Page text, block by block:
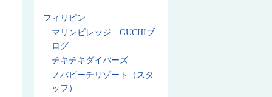
フィリピン
マリンビレッジ GUCHIブ
ログ
チキチキダイバーズ
ノバビーチリゾート（スタ
ッフ）